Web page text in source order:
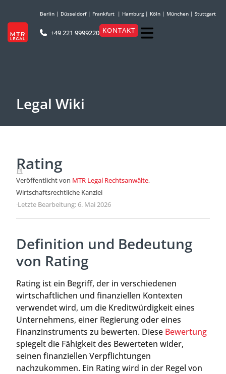
Berlin | Düsseldorf| Frankfurt | Hamburg| Köln | München | Stuttgart
+49 221 9999220 KONTAKT
Legal Wiki
Rating
Veröffentlicht von MTR Legal Rechtsanwälte,
Wirtschaftsrechtliche Kanzlei
·Letzte Bearbeitung: 6. Mai 2026
Definition und Bedeutung
von Rating
Rating ist ein Begriff, der in verschiedenen
wirtschaftlichen und finanziellen Kontexten
verwendet wird, um die Kreditwürdigkeit eines
Unternehmens, einer Regierung oder eines
Finanzinstruments zu bewerten. Diese Bewertung
spiegelt die Fähigkeit des Bewerteten wider,
seinen finanziellen Verpflichtungen
nachzukommen. Ein Rating wird in der Regel von